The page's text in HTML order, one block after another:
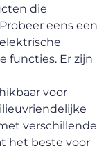
die
eens een
functies. Er zijn
voor
verschillende
het beste voor